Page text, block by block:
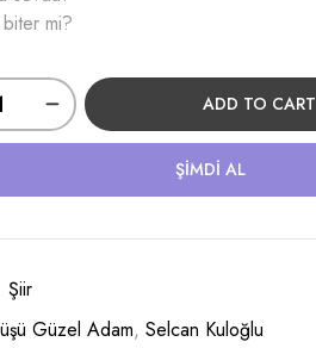
mi?
ADD TO CART
ŞIMDI AL
Şiir
Güzel Adam,Selcan Kuloğlu